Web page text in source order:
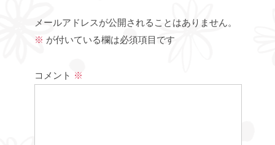
メールアドレスが公開されることはありません。
※ が付いている欄は必須項目です
コメント ※